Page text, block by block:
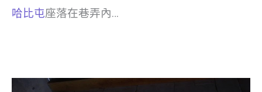
哈比屯座落在巷弄內…